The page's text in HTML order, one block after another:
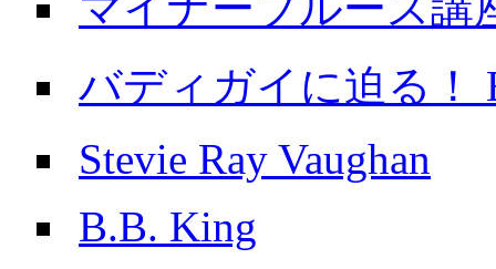
バディガイに迫る！
Stevie Ray Vaughan
B.B. King